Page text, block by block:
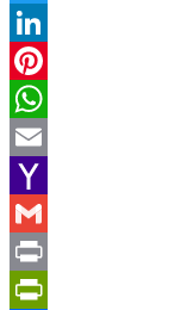
Twitter
LinkedIn
Pinterest
WhatsApp
Email
Yahoo
Mail
Gmail
Print